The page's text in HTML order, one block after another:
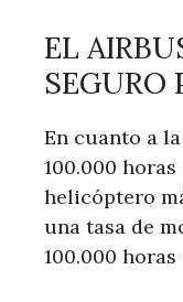
EL
SEGURO
En cuanto a
100.000
helicóptero
una tasa de
100.000